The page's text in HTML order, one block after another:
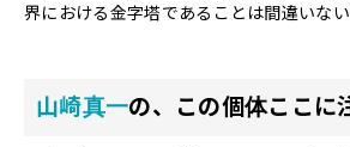
界における金字塔であることは間違いない
山崎真一の、この個体ここに